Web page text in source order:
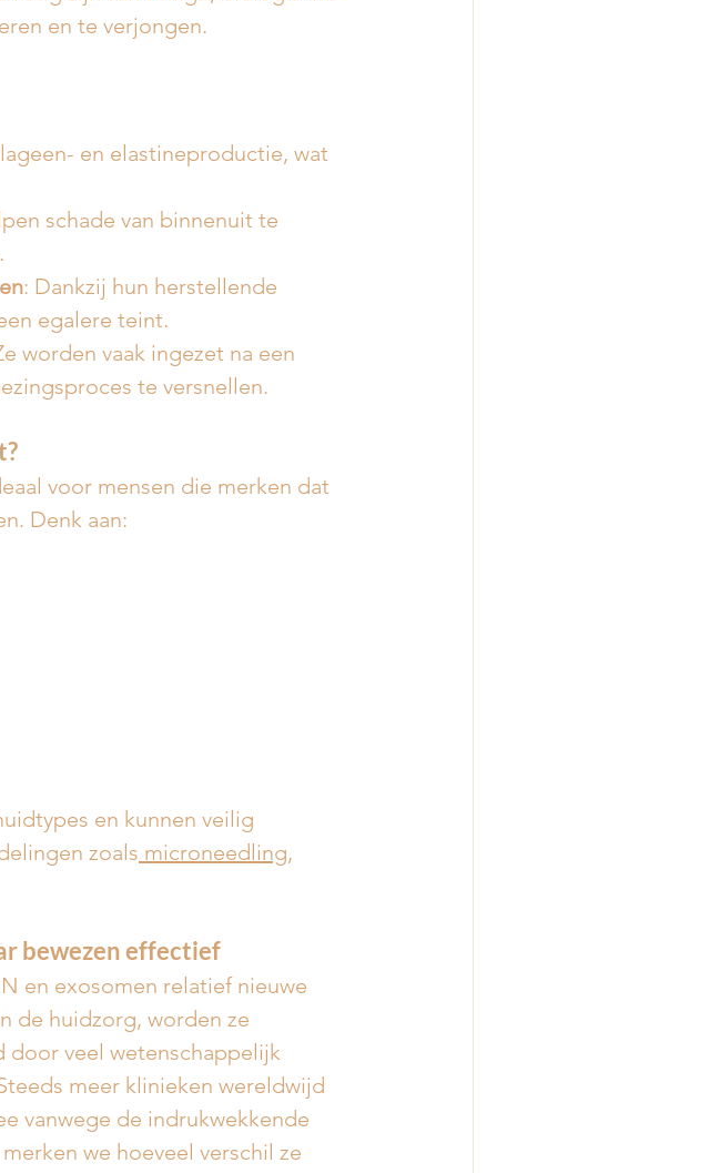
en te verjongen.
en elastineproductie, wat
schade van binnenuit te
: Dankzij hun herstellende
egalere teint.
worden vaak ingezet na een
te versnellen.
voor mensen die merken dat
Denk aan:
en kunnen veilig
zoals microneedling,
bewezen effectief
en exosomen relatief nieuwe
de huidzorg, worden ze
door veel wetenschappelijk
meer klinieken wereldwijd
vanwege de indrukwekkende
we hoeveel verschil ze